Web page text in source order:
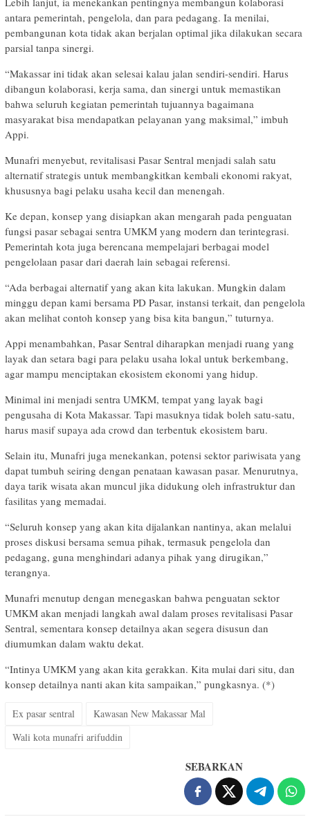
antara pemerintah, pengelola, dan para pedagang. Ia menilai,
pembangunan kota tidak akan berjalan optimal jika dilakukan secara
parsial tanpa sinergi.
“Makassar ini tidak akan selesai kalau jalan sendiri-sendiri. Harus
dibangun kolaborasi, kerja sama, dan sinergi untuk memastikan
bahwa seluruh kegiatan pemerintah tujuannya bagaimana
masyarakat bisa mendapatkan pelayanan yang maksimal,” imbuh
Appi.
Munafri menyebut, revitalisasi Pasar Sentral menjadi salah satu
alternatif strategis untuk membangkitkan kembali ekonomi rakyat,
khususnya bagi pelaku usaha kecil dan menengah.
Ke depan, konsep yang disiapkan akan mengarah pada penguatan
fungsi pasar sebagai sentra UMKM yang modern dan terintegrasi.
Pemerintah kota juga berencana mempelajari berbagai model
pengelolaan pasar dari daerah lain sebagai referensi.
“Ada berbagai alternatif yang akan kita lakukan. Mungkin dalam
minggu depan kami bersama PD Pasar, instansi terkait, dan pengelola
akan melihat contoh konsep yang bisa kita bangun,” tuturnya.
Appi menambahkan, Pasar Sentral diharapkan menjadi ruang yang
layak dan setara bagi para pelaku usaha lokal untuk berkembang,
agar mampu menciptakan ekosistem ekonomi yang hidup.
Minimal ini menjadi sentra UMKM, tempat yang layak bagi
pengusaha di Kota Makassar. Tapi masuknya tidak boleh satu-satu,
harus masif supaya ada crowd dan terbentuk ekosistem baru.
Selain itu, Munafri juga menekankan, potensi sektor pariwisata yang
dapat tumbuh seiring dengan penataan kawasan pasar. Menurutnya,
daya tarik wisata akan muncul jika didukung oleh infrastruktur dan
fasilitas yang memadai.
“Seluruh konsep yang akan kita dijalankan nantinya, akan melalui
proses diskusi bersama semua pihak, termasuk pengelola dan
pedagang, guna menghindari adanya pihak yang dirugikan,”
terangnya.
Munafri menutup dengan menegaskan bahwa penguatan sektor
UMKM akan menjadi langkah awal dalam proses revitalisasi Pasar
Sentral, sementara konsep detailnya akan segera disusun dan
diumumkan dalam waktu dekat.
“Intinya UMKM yang akan kita gerakkan. Kita mulai dari situ, dan
konsep detailnya nanti akan kita sampaikan,” pungkasnya. (*)
Ex pasar sentral
Kawasan New Makassar Mal
Wali kota munafri arifuddin
SEBARKAN